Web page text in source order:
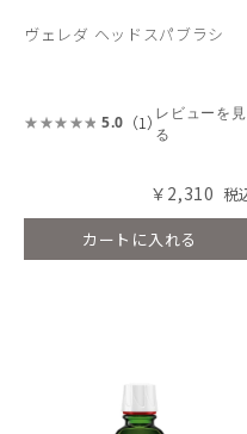
ヴェレダ ヘッドスパブラシ
5.0 （1） レビューを見
る
￥2,310
カートに入れる